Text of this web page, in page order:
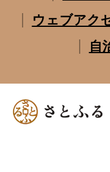
ウェブアク
自